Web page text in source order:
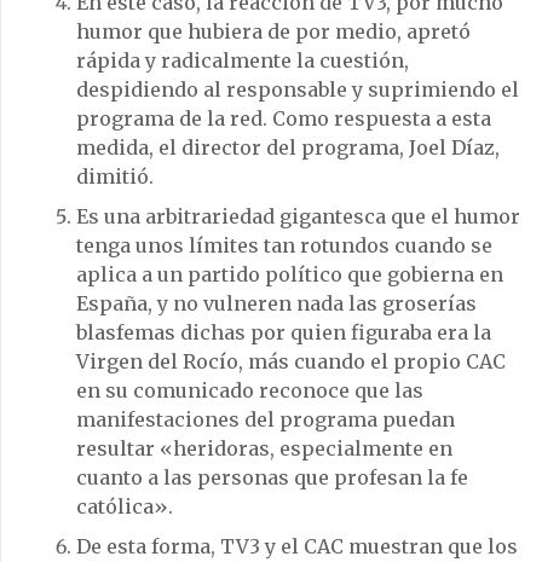
humor que hubiera de por medio, apretó
rápida y radicalmente la cuestión,
despidiendo al responsable y suprimiendo el
programa de la red. Como respuesta a esta
medida, el director del programa, Joel Díaz,
dimitió.
Es una arbitrariedad gigantesca que el humor
tenga unos límites tan rotundos cuando se
aplica a un partido político que gobierna en
España, y no vulneren nada las groserías
blasfemas dichas por quien figuraba era la
Virgen del Rocío, más cuando el propio CAC
en su comunicado reconoce que las
manifestaciones del programa puedan
resultar «heridoras, especialmente en
cuanto a las personas que profesan la fe
católica».
De esta forma, TV3 y el CAC muestran que los